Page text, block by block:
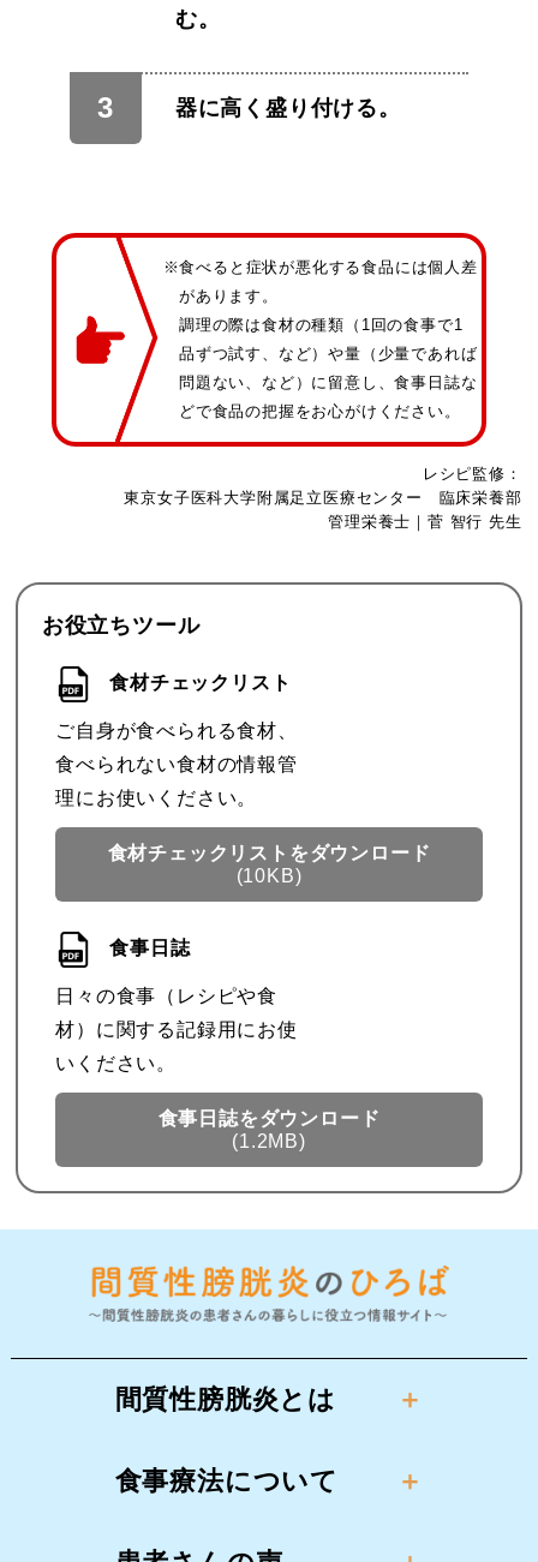
む。
器に高く盛り付ける。
※食べると症状が悪化する食品には個人差
があります。
調理の際は食材の種類（1回の食事で1
品ずつ試す、など）や量（少量であれば
問題ない、など）に留意し、食事日誌な
どで食品の把握をお心がけください。
レシピ監修：
東京女子医科大学附属足立医療センター 臨床栄養部
管理栄養士｜菅 智行 先生
お役立ちツール
食材チェックリスト
ご自身が食べられる食材、
食べられない食材の情報管
理にお使いください。
食材チェックリストを ダウンロード
(10KB)
食事日誌
日々の食事（レシピや食
材）に関する記録用にお使
いください。
食事日誌を ダウンロード
(1.2MB)
間質性膀胱炎とは
食事療法について